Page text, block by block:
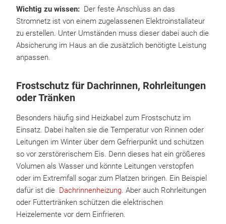
Wichtig zu wissen: Der feste Anschluss an das
Stromnetz ist von einem zugelassenen Elektroinstallateur
zu erstellen. Unter Umständen muss dieser dabei auch die
Absicherung im Haus an die zusätzlich benötigte Leistung
anpassen.
Frostschutz für Dachrinnen, Rohrleitungen
oder Tränken
Besonders häufig sind Heizkabel zum Frostschutz im
Einsatz. Dabei halten sie die Temperatur von Rinnen oder
Leitungen im Winter über dem Gefrierpunkt und schützen
so vor zerstörerischem Eis. Denn dieses hat ein größeres
Volumen als Wasser und könnte Leitungen verstopfen
oder im Extremfall sogar zum Platzen bringen. Ein Beispiel
dafür ist die Dachrinnenheizung. Aber auch Rohrleitungen
oder Futtertränken schützen die elektrischen
Heizelemente vor dem Einfrieren.